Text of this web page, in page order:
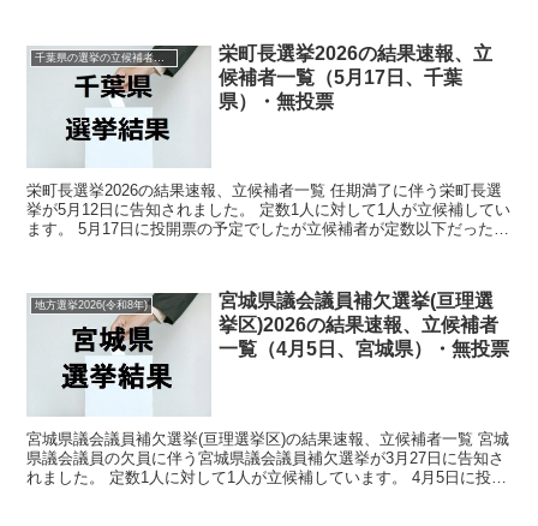
千葉県の選挙の立候補者と結果速報一覧
栄町長選挙2026の結果速報、立
候補者一覧（5月17日、千葉
県）・無投票
栄町長選挙2026の結果速報、立候補者一覧 任期満了に伴う栄町長選
挙が5月12日に告知されました。 定数1人に対して1人が立候補してい
ます。 5月17日に投開票の予定でしたが立候補者が定数以下だったの
地方選挙2026(令和8年)
宮城県議会議員補欠選挙(亘理選
挙区)2026の結果速報、立候補者
一覧（4月5日、宮城県）・無投票
宮城県議会議員補欠選挙(亘理選挙区)の結果速報、立候補者一覧 宮城
県議会議員の欠員に伴う宮城県議会議員補欠選挙が3月27日に告知さ
れました。 定数1人に対して1人が立候補しています。 4月5日に投開